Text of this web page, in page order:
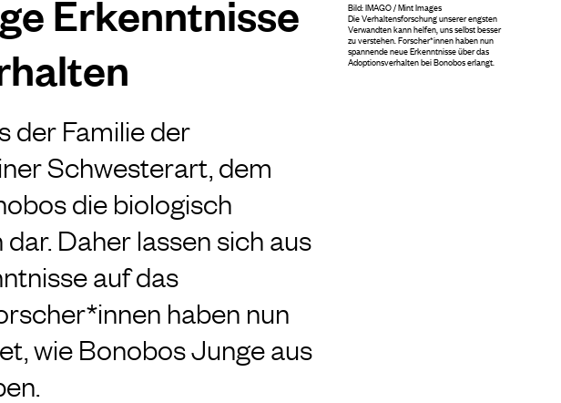
Erkenntnisse
der Familie der
Schwesterart, dem
die biologisch
Daher lassen sich aus
auf das
haben nun
wie Bonobos Junge aus
Bild: IMAGO / Mint Images
Die Verhaltensforschung unserer engsten
Verwandten kann helfen, uns selbst besser
zu verstehen. Forscher*innen haben nun
spannende neue Erkenntnisse über das
Adoptionsverhalten bei Bonobos erlangt.